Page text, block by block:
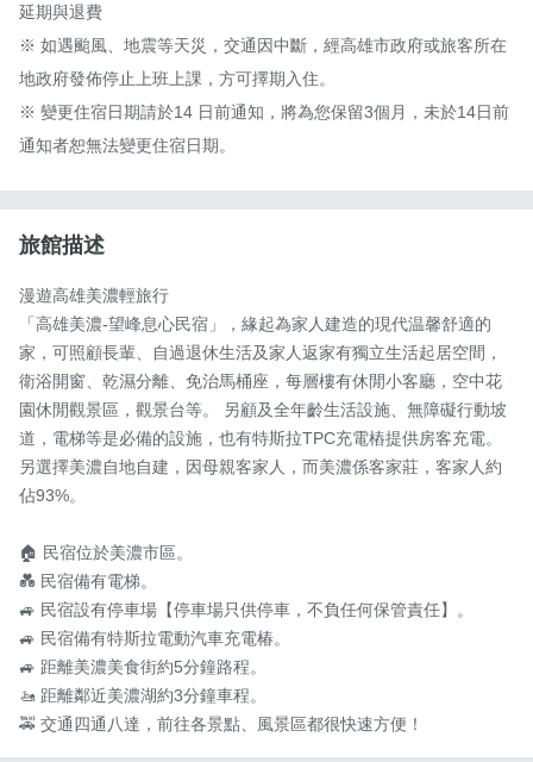
延期與退費
※ 如遇颱風、地震等天災，交通因中斷，經高雄市政府或旅客所在
地政府發佈停止上班上課，方可擇期入住。
※ 變更住宿日期請於14 日前通知，將為您保留3個月，未於14日前
通知者恕無法變更住宿日期。
旅館描述
漫遊高雄美濃輕旅行
「高雄美濃-望峰息心民宿」，緣起為家人建造的現代温馨舒適的
家，可照顧長輩、自過退休生活及家人返家有獨立生活起居空間，
衛浴開窗、乾濕分離、免治馬桶座，每層樓有休閒小客廳，空中花
園休閒觀景區，觀景台等。 另顧及全年齡生活設施、無障礙行動坡
道，電梯等是必備的設施，也有特斯拉TPC充電樁提供房客充電。
另選擇美濃自地自建，因母親客家人，而美濃係客家莊，客家人約
佔93%。
🏠 民宿位於美濃市區。
💑 民宿備有電梯。
🚙 民宿設有停車場【停車場只供停車，不負任何保管責任】。
🚙 民宿備有特斯拉電動汽車充電椿。
🚙 距離美濃美食街約5分鐘路程。
🚤 距離鄰近美濃湖約3分鐘車程。
🚕 交通四通八達，前往各景點、風景區都很快速方便！